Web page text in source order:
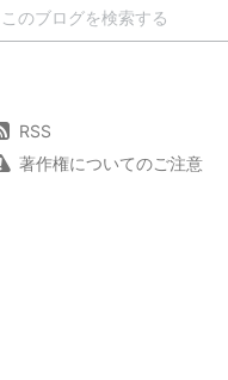
RSS
著作権についてのご注意